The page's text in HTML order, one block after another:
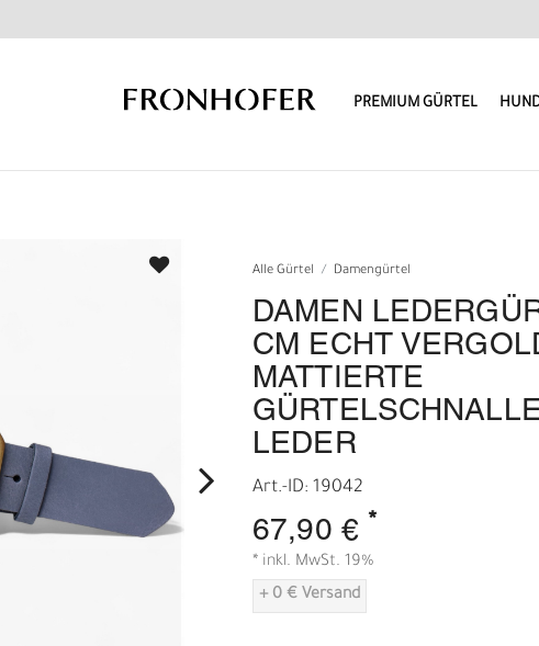
PREMIUM GÜRTEL
Alle Gürtel Damengürtel
DAMEN
CM ECHT
MATTIERTE
LEDER
Art.-ID: 19042
67,90 € *
* inkl. MwSt. 19%
+ 0 € Versand